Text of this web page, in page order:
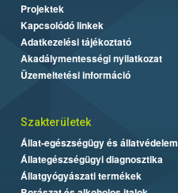
Projektek
Kapcsolódó linkek
Adatkezelési tájékoztató
Akadálymentességi nyilatkozat
Üzemeltetési információ
Szakterületek
Állat-egészségügy és állatvédelem
Állategészségügyi diagnosztika
Állatgyógyászati termékek